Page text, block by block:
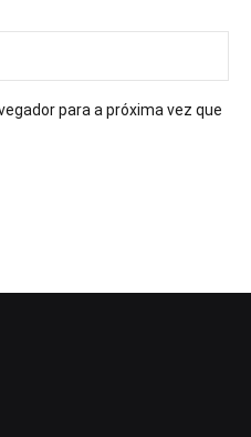
para a próxima vez que